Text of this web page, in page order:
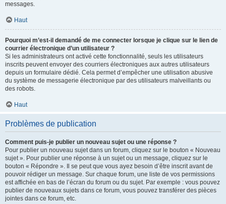
messages.
Haut
Pourquoi m’est-il demandé de me connecter lorsque je clique sur le lien de
courrier électronique d’un utilisateur ?
Si les administrateurs ont activé cette fonctionnalité, seuls les utilisateurs
inscrits peuvent envoyer des courriers électroniques aux autres utilisateurs
depuis un formulaire dédié. Cela permet d’empêcher une utilisation abusive
du système de messagerie électronique par des utilisateurs malveillants ou
des robots.
Haut
Problèmes de publication
Comment puis-je publier un nouveau sujet ou une réponse ?
Pour publier un nouveau sujet dans un forum, cliquez sur le bouton « Nouveau
sujet ». Pour publier une réponse à un sujet ou un message, cliquez sur le
bouton « Répondre ». Il se peut que vous ayez besoin d’être inscrit avant de
pouvoir rédiger un message. Sur chaque forum, une liste de vos permissions
est affichée en bas de l’écran du forum ou du sujet. Par exemple : vous pouvez
publier de nouveaux sujets dans ce forum, vous pouvez transférer des pièces
jointes dans ce forum, etc.